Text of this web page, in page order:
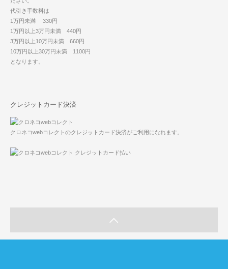
代引き手数料は
1万円未満 330円
1万円以上3万円未満 440円
3万円以上10万円未満 660円
10万円以上30万円未満 1100円
となります。
クレジットカード決済
クロネコwebコレクトのクレジットカード決済がご利用になれます。